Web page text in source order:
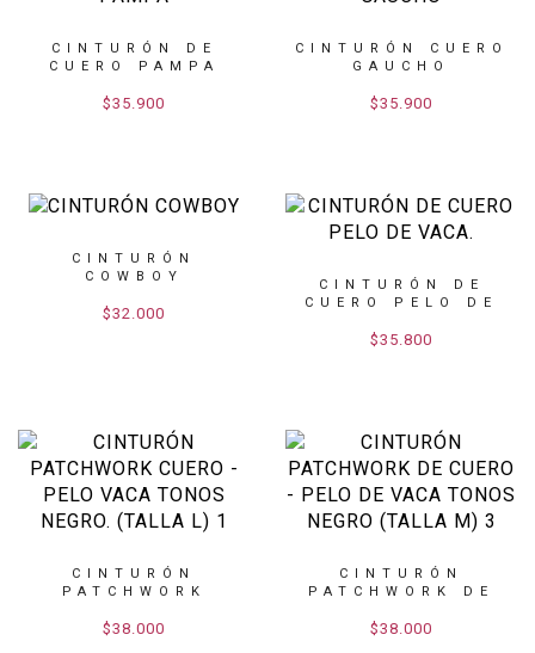
CINTURÓN DE
CUERO PAMPA
$35.900
CINTURÓN CUERO
GAUCHO
$35.900
CINTURÓN
COWBOY
$32.000
CINTURÓN DE
CUERO PELO DE
$35.800
CINTURÓN
PATCHWORK
VA...
$38.000
CINTURÓN
PATCHWORK DE
$38.000